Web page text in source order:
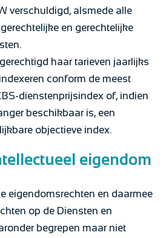
verschuldigd, alsmede alle
en gerechtelijke
haar tarieven jaarlijks
conform de meest
dienstenprijsindex of, indien
beschikbaar is, een
objectieve index.
eigendom
eigendomsrechten en daarmee
op de Diensten en
begrepen maar niet